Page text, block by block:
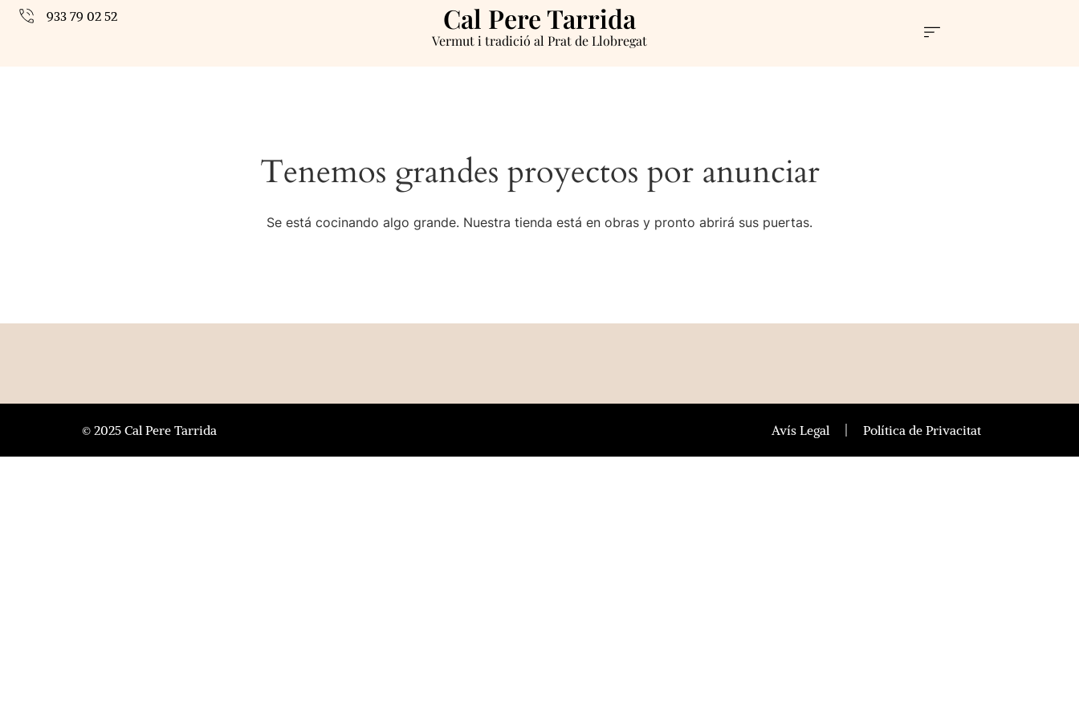
933 79 02 52 Cal Pere Tarrida
Vermut i tradició al Prat de Llobregat
Tenemos grandes proyectos por anunciar
Se está cocinando algo grande. Nuestra tienda está en obras y pronto abrirá sus puertas.
© 2025 Cal Pere Tarrida Avís Legal Política de Privacitat